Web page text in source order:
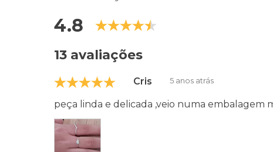
4.8
13 avaliações
Cris 5 anos atrás
peça linda e delicada ,veio numa embalagem